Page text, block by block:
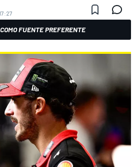
FUENTE PREFERENTE